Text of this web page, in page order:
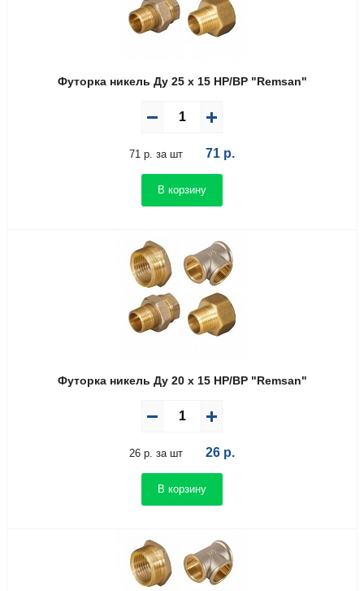
Футорка никель Ду 25 х 15 НР/ВР "Remsan"
71 р. за шт 71 р.
В корзину
Футорка никель Ду 20 х 15 НР/ВР "Remsan"
26 р. за шт 26 р.
В корзину